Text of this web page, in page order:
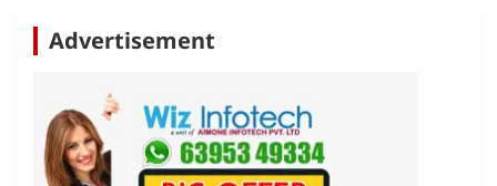
Advertisement